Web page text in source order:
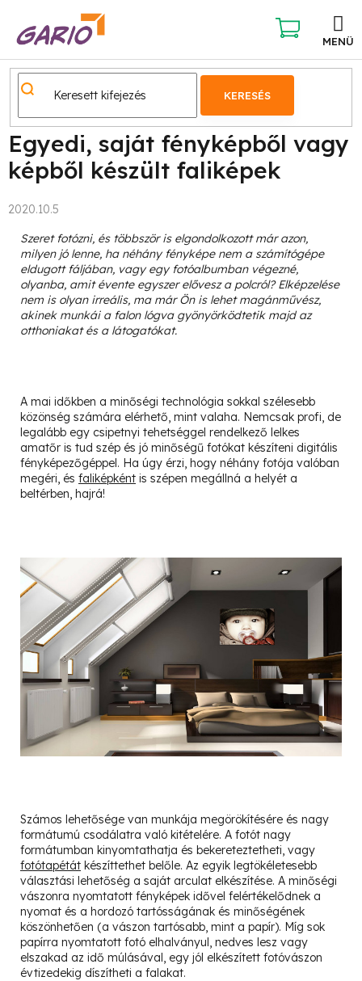
KERESÉS
KOSÁR
Egyedi, saját fényképből vagy
képből készült faliképek
2020.10.5
Szeret fotózni, és többször is elgondolkozott már azon,
milyen jó lenne, ha néhány fényképe nem a számítógépe
eldugott fáljában, vagy egy fotóalbumban végezné,
olyanba, amit évente egyszer elővesz a polcról? Elképzelése
nem is olyan irreális, ma már Ön is lehet magánművész,
akinek munkái a falon lógva gyönyörködtetik majd az
otthoniakat és a látogatókat.
A mai időkben a minőségi technológia sokkal szélesebb
közönség számára elérhető, mint valaha. Nemcsak profi, de
legalább egy csipetnyi tehetséggel rendelkező lelkes
amatőr is tud szép és jó minőségű fotókat készíteni digitális
fényképezőgéppel. Ha úgy érzi, hogy néhány fotója valóban
megéri, és faliképként is szépen megállná a helyét a
beltérben, hajrá!
Számos lehetősége van munkája megörökítésére és nagy
formátumú csodálatra való kitételére. A fotót nagy
formátumban kinyomtathatja és bekereteztetheti, vagy
fotótapétát készíttethet belőle. Az egyik legtökéletesebb
választási lehetőség a saját arculat elkészítése. A minőségi
vászonra nyomtatott fényképek idővel felértékelődnek a
nyomat és a hordozó tartósságának és minőségének
köszönhetően (a vászon tartósabb, mint a papír). Míg sok
papírra nyomtatott fotó elhalványul, nedves lesz vagy
elszakad az idő múlásával, egy jól elkészített fotóvászon
évtizedekig díszítheti a falakat.